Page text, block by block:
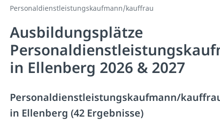
Personaldienstleistungskaufmann/kauffrau
Ausbildungsplätze
in Ellenberg 2026 & 2027
Personaldienstleistungskaufmann/
in Ellenberg (42 Ergebnisse)